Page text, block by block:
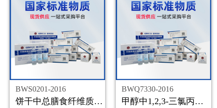
BWS0201-2016
饼干中总膳食纤维质控样品
BWQ7330-2016
甲醇中1,2,3-三氯丙烷溶液标准物质